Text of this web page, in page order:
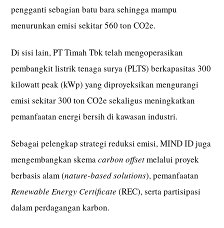
pengganti sebagian batu bara sehingga mampu
menurunkan emisi sekitar 560 ton CO2e.
Di sisi lain, PT Timah Tbk telah mengoperasikan
pembangkit listrik tenaga surya (PLTS) berkapasitas 300
kilowatt peak (kWp) yang diproyeksikan mengurangi
emisi sekitar 300 ton CO2e sekaligus meningkatkan
pemanfaatan energi bersih di kawasan industri.
Sebagai pelengkap strategi reduksi emisi, MIND ID juga
mengembangkan skemacarbon offsetmelalui proyek
berbasis alam (nature-based solutions), pemanfaatan
Renewable Energy Certificate (REC), serta partisipasi
dalam perdagangan karbon.